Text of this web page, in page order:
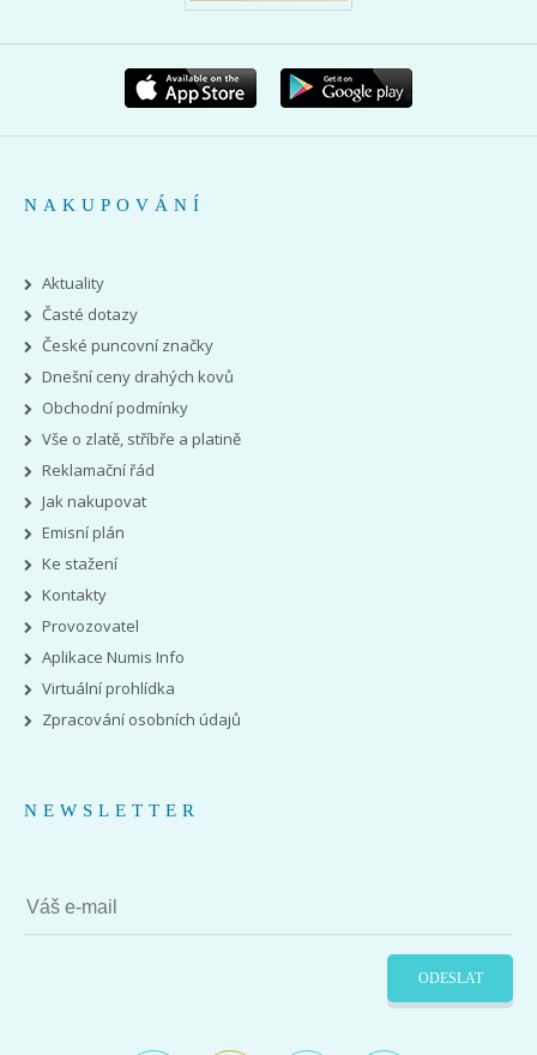
NAKUPOVÁNÍ
Aktuality
Časté dotazy
České puncovní značky
Dnešní ceny drahých kovů
Obchodní podmínky
Vše o zlatě, stříbře a platině
Reklamační řád
Jak nakupovat
Emisní plán
Ke stažení
Kontakty
Provozovatel
Aplikace Numis Info
Virtuální prohlídka
Zpracování osobních údajů
NEWSLETTER
ODESLAT